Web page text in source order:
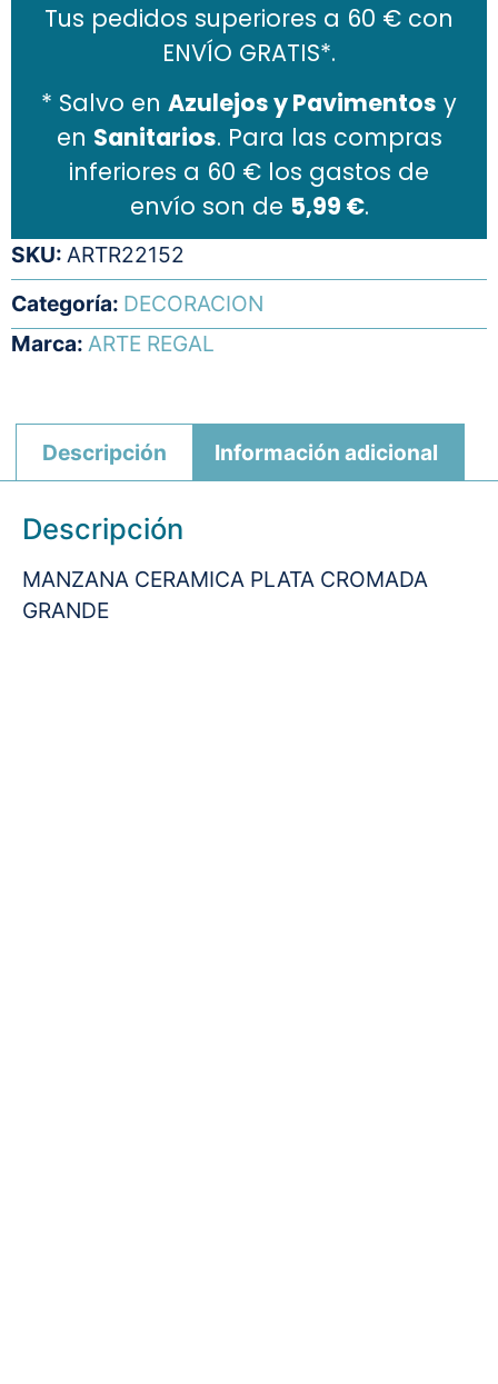
Tus pedidos superiores a 60 € con
ENVÍO GRATIS*.
* Salvo en Azulejos y Pavimentos y
en Sanitarios. Para las compras
inferiores a 60 € los gastos de
envío son de 5,99 €.
SKU: ARTR22152
Categoría: DECORACION
Marca: ARTE REGAL
Descripción Información adicional
Descripción
MANZANA CERAMICA PLATA CROMADA
GRANDE